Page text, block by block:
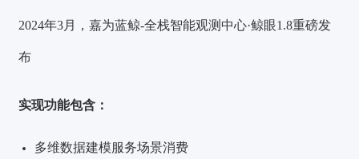
2024年3月，嘉为蓝鲸-全栈智能观测中心·鲸眼1.8重磅发
布
实现功能包含：
多维数据建模服务场景消费